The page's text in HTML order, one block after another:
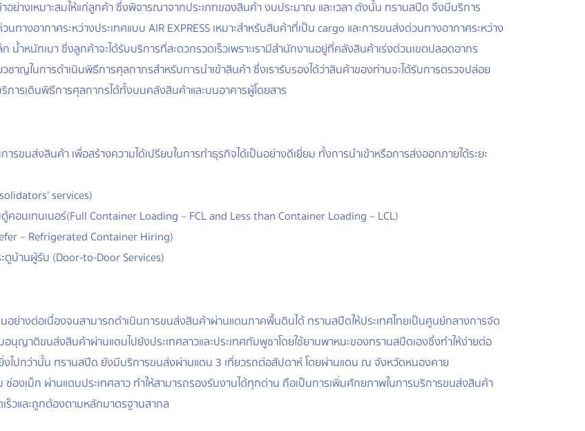
ย่างเหมาะสมให้แก่ลูกค้า ซึ่งพิจารณาจากประเภทของสินค้า งบประมาณ และเวลา ดังนั้น ทรานสปีด จึงมีบริการ
งอากาศระหว่างประเทศแบบ AIR EXPRESS เหมาะสำหรับสินค้าที่เป็น cargo และการขนส่งด่วนทางอากาศระหว่าง
น้ำหนักเบา ซึ่งลูกค้าจะได้รับบริการที่สะดวกรวดเร็วเพราะเรามีสำนักงานอยู่ที่คลังสินค้าเร่งด่วนเขตปลอดอากร
ญในการดำเนินพิธีการศุลกากรสำหรับการนำเข้าสินค้า ซึ่งเรารับรองได้ว่าสินค้าของท่านจะได้รับการตรวจปล่อย
การเดินพิธีการศุลกากรได้ทั้งบนคลังสินค้าและบนอาคารผู้โดยสาร
นส่งสินค้า เพื่อสร้างความได้เปรียบในการทำธุรกิจได้เป็นอย่างดีเยี่ยม ทั้งการนำเข้าหรือการส่งออกภายใต้ระยะ
services)
อนเทนเนอร์(Full Container Loading – FCL and Less than Container Loading – LCL)
– Refrigerated Container Hiring)
บ้านผู้รับ (Door-to-Door Services)
างต่อเนื่องจนสามารถดำเนินการขนส่งสินค้าผ่านแดนภาคพื้นดินได้ ทรานสปีดให้ประเทศไทยเป็นศูนย์กลางการจัด
อนุญาติขนส่งสินค้าผ่านแดนไปยังประเทศลาวและประเทศกัมพูชาโดยใช้ยานพาหนะของทรานสปีดเองซึ่งทำให้ง่ายต่อ
ไปกว่านั้น ทรานสปีด ยังมีบริการขนส่งผ่านแดน 3 เที่ยวรถต่อสัปดาห์ โดยผ่านแดน ณ จังหวัดหนองคาย
ช่องเม็ก ผ่านแดนประเทศลาว ทำให้สามารถรองรับงานได้ทุกด่าน ถือเป็นการเพิ่มศักยภาพในการบริการขนส่งสินค้า
ร็วและถูกต้องตามหลักมาตรฐานสากล